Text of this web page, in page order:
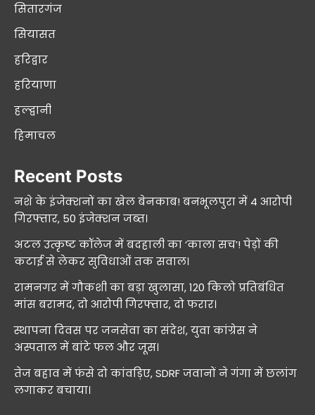
सितारगंज
सियासत
हरिद्वार
हरियाणा
हल्द्वानी
हिमाचल
Recent Posts
नशे के इंजेक्शनों का खेल बेनकाब! बनभूलपुरा में 4 आरोपी
गिरफ्तार, 50 इंजेक्शन जब्त।
अटल उत्कृष्ट कॉलेज में बदहाली का ‘काला सच’! पेड़ों की
कटाई से लेकर सुविधाओं तक सवाल।
रामनगर में गौकशी का बड़ा खुलासा, 120 किलो प्रतिबंधित
मांस बरामद, दो आरोपी गिरफ्तार, दो फरार।
स्थापना दिवस पर जनसेवा का संदेश, युवा कांग्रेस ने
अस्पताल में बांटे फल और जूस।
तेज बहाव में फंसे दो कांवड़िए, SDRF जवानों ने गंगा में छलांग
लगाकर बचाया।